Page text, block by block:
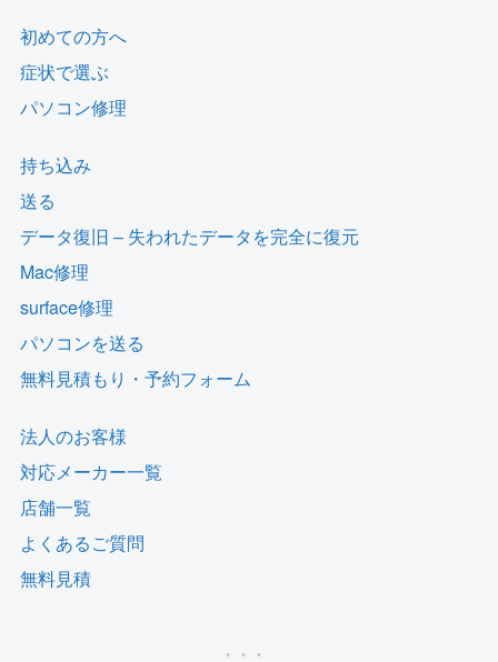
初めての方へ
症状で選ぶ
パソコン修理
持ち込み
送る
データ復旧 – 失われたデータを完全に復元
Mac修理
surface修理
パソコンを送る
無料見積もり・予約フォーム
法人のお客様
対応メーカー一覧
店舗一覧
よくあるご質問
無料見積